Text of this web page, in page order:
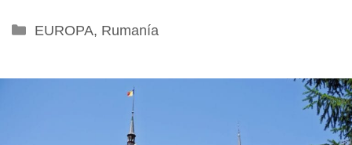
Categorías
EUROPA, Rumanía